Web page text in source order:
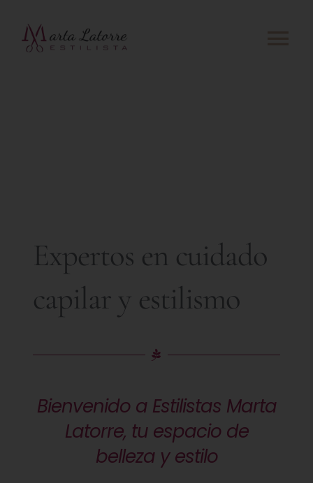
contenido
GaleríaExpertos en cuidado
capilar y estilismo
Bienvenido a Estilistas Marta
Latorre, tu espacio de
belleza y estilo